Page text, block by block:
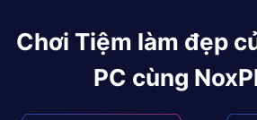
Chơi Tiệm làm đẹp
PC cùng